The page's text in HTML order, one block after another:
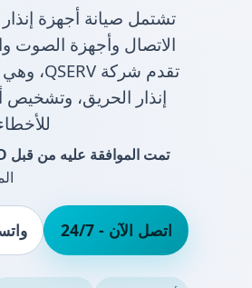
تشتمل صيانة أجهزة
الاتصال وأجهزة الصوت
إنذار الحريق،
تمت الموافقة عليه من قبل DCD
اتصل الآن - 24/7